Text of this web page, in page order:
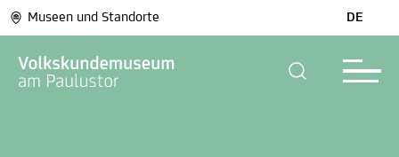
Museen und Standorte DE